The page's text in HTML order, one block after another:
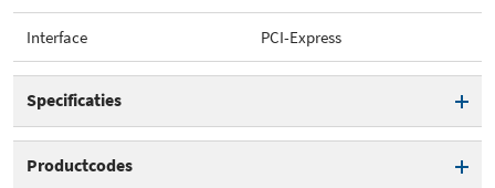
Interface PCI-Express
Specificaties
Productcodes